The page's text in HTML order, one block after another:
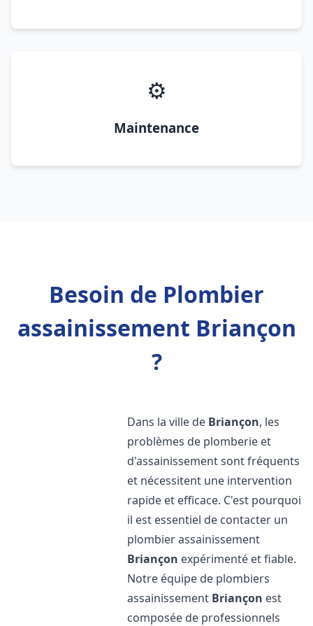
⚙️
Maintenance
Besoin de Plombier
assainissement Briançon
?
Dans la ville de Briançon, les
problèmes de plomberie et
d'assainissement sont fréquents
et nécessitent une intervention
rapide et efficace. C'est pourquoi
il est essentiel de contacter un
plombier assainissement
Briançon expérimenté et fiable.
Notre équipe de plombiers
assainissement Briançon est
composée de professionnels